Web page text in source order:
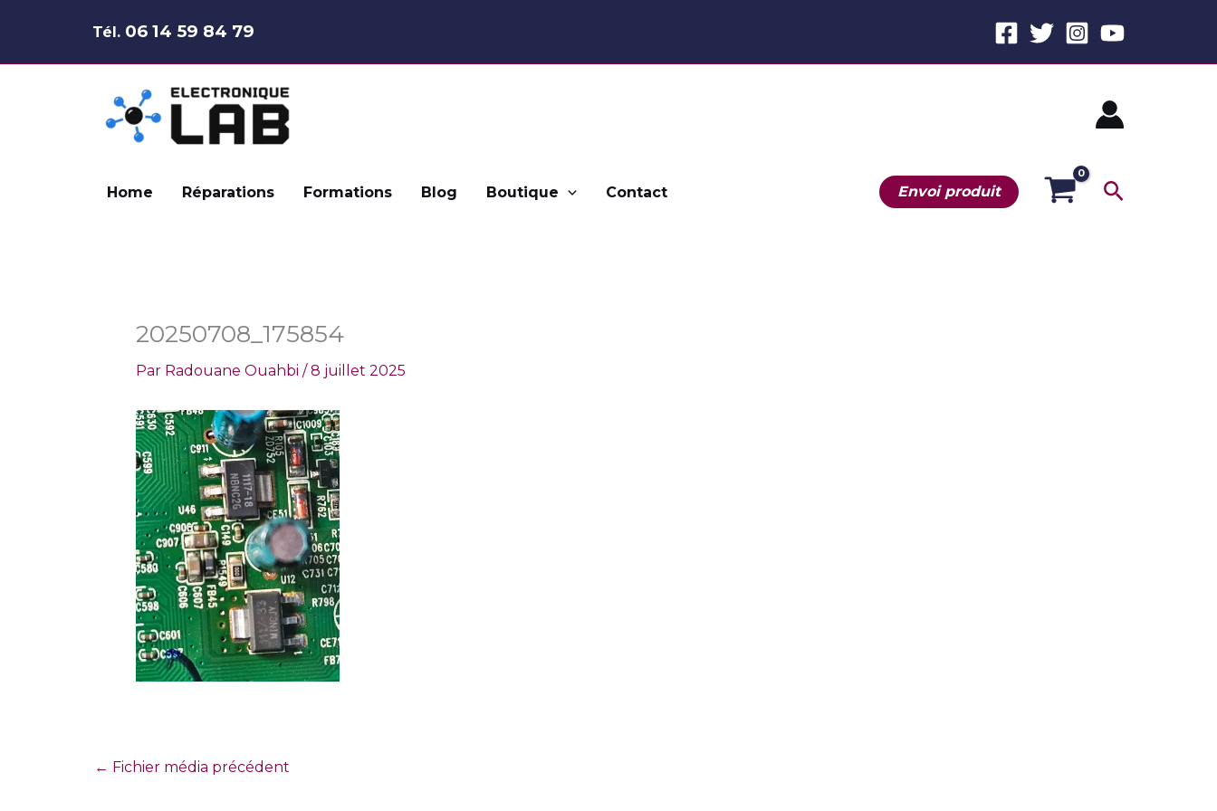
contenu
Tél. 06 14 59 84 79
Home Réparations Formations Blog Boutique Contact Envoi produit
20250708_175854
Par Radouane Ouahbi /8 juillet 2025
← Fichier média précédent